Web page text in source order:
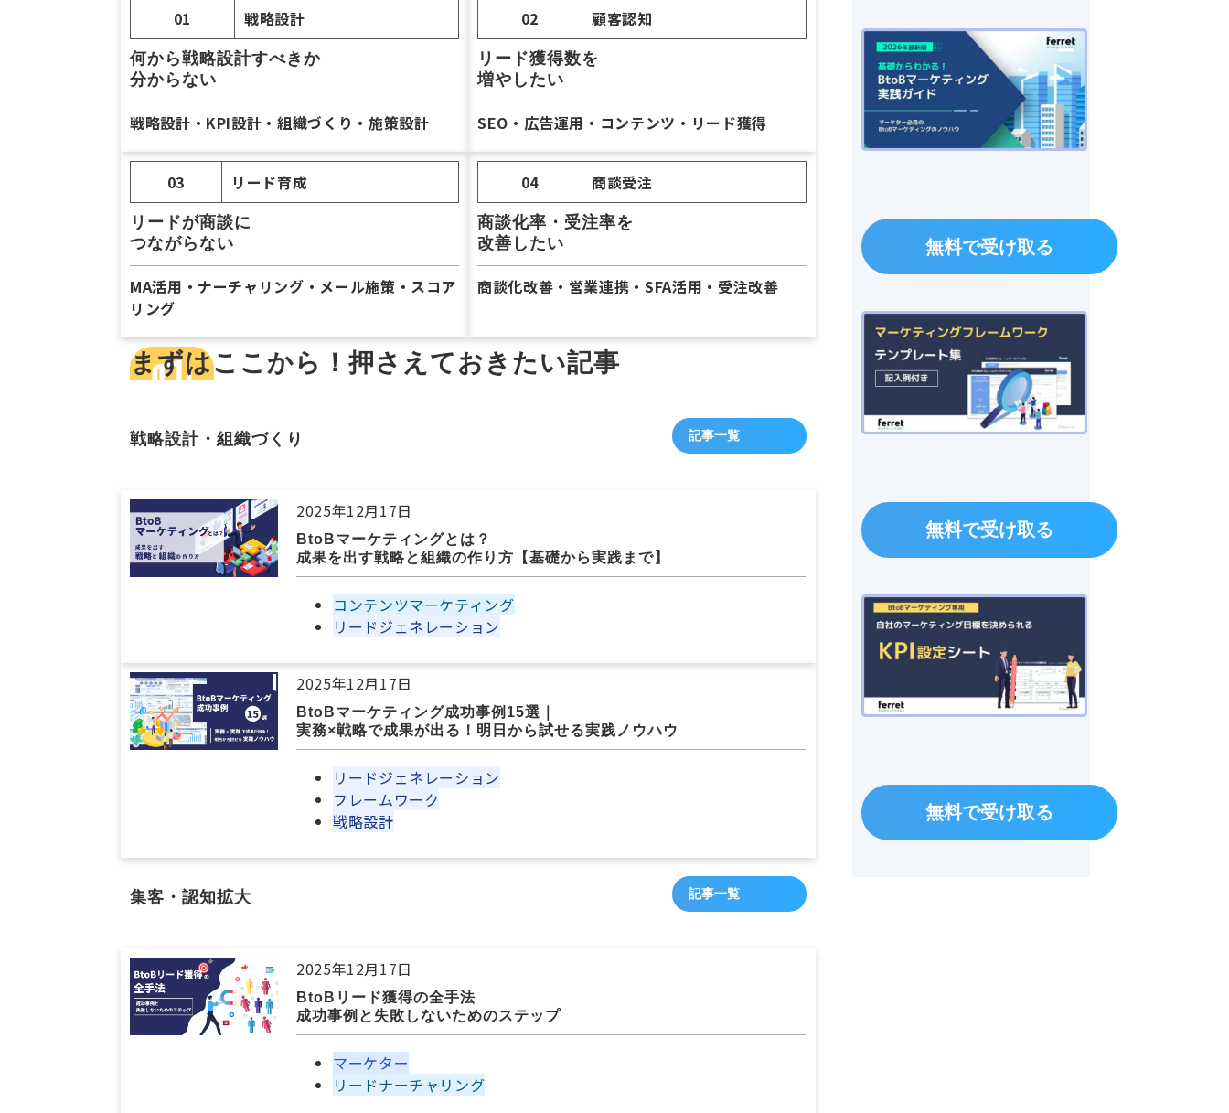
01 戦略設計
何から戦略設計すべきか
分からない
戦略設計・KPI設計・組織づくり・施策設計
02 顧客認知
リード獲得数を
増やしたい
SEO・広告運用・コンテンツ・リード獲得
03 リード育成
リードが商談に
つながらない
MA活用・ナーチャリング・メール施策・スコア
リング
04 商談受注
商談化率・受注率を
改善したい
商談化改善・営業連携・SFA活用・受注改善
まずはここから！押さえておきたい記事
戦略設計・組織づくり 記事一覧
2025年12月17日
BtoBマーケティングとは？
成果を出す戦略と組織の作り方【基礎から実践まで】
コンテンツマーケティング
リードジェネレーション
2025年12月17日
BtoBマーケティング成功事例15選｜
実務×戦略で成果が出る！明日から試せる実践ノウハウ
リードジェネレーション
フレームワーク
戦略設計
集客・認知拡大 記事一覧
2025年12月17日
BtoBリード獲得の全手法
成功事例と失敗しないためのステップ
マーケター
リードナーチャリング
無料で受け取る
無料で受け取る
無料で受け取る